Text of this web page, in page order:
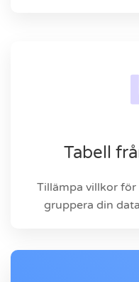
Tabell
Tillämpa villkor
gruppera din